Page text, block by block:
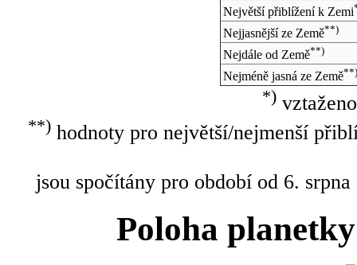
Největší přiblížení k Zemi
Nejjasnější ze Země**)
Nejdále od Země**)
Nejméně jasná ze Země**)
*)
**)hodnoty pro největší/nejmenší
jsou spočítány pro období od 6.
Poloha